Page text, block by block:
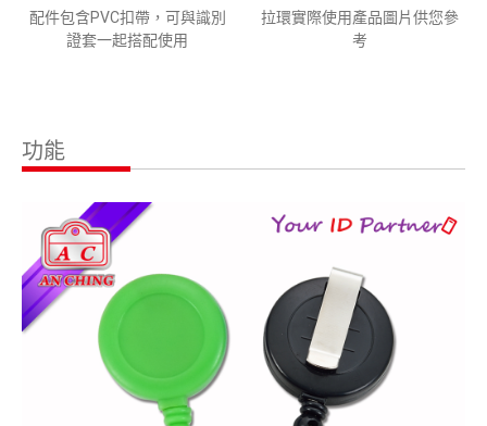
配件包含PVC扣帶，可與識別
證套一起搭配使用
拉環實際使用產品圖片供您參
考
功能